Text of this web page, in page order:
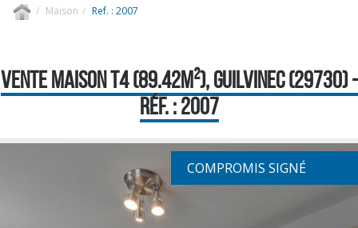
Maison Ref. : 2007
VENTE MAISON T4 (89.42M²), GUILVINEC (29730) -
RÉF. : 2007
COMPROMIS SIGNÉ